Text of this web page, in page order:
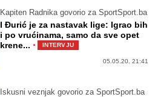
Kapiten Radnika govorio za SportSport.ba
I Đurić je za nastavak lige: Igrao bih
i po vrućinama, samo da sve opet
krene... · INTERVJU
05.05.20. 21:41
Iskusni veznjak govorio za SportSport.ba